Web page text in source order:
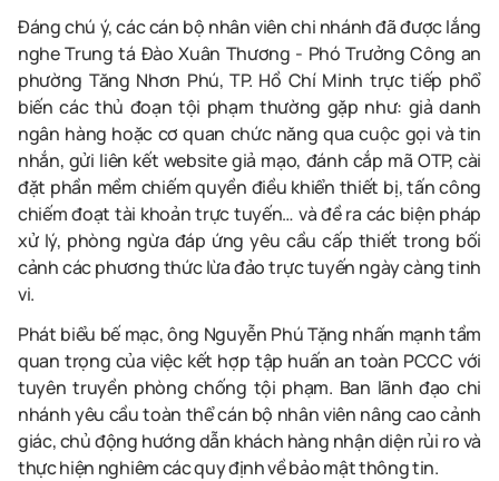
Đáng chú ý, các cán bộ nhân viên chi nhánh đã được lắng
nghe Trung tá Đào Xuân Thương - Phó Trưởng Công an
phường Tăng Nhơn Phú, TP. Hồ Chí Minh trực tiếp phổ
biến các thủ đoạn tội phạm thường gặp như: giả danh
ngân hàng hoặc cơ quan chức năng qua cuộc gọi và tin
nhắn, gửi liên kết website giả mạo, đánh cắp mã OTP, cài
đặt phần mềm chiếm quyền điều khiển thiết bị, tấn công
chiếm đoạt tài khoản trực tuyến… và đề ra các biện pháp
xử lý, phòng ngừa đáp ứng yêu cầu cấp thiết trong bối
cảnh các phương thức lừa đảo trực tuyến ngày càng tinh
vi.
Phát biểu bế mạc, ông Nguyễn Phú Tặng nhấn mạnh tầm
quan trọng của việc kết hợp tập huấn an toàn PCCC với
tuyên truyền phòng chống tội phạm. Ban lãnh đạo chi
nhánh yêu cầu toàn thể cán bộ nhân viên nâng cao cảnh
giác, chủ động hướng dẫn khách hàng nhận diện rủi ro và
thực hiện nghiêm các quy định về bảo mật thông tin.